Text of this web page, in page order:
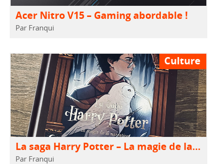
Acer Nitro V15 – Gaming abordable !
Par Franqui
Culture
La saga Harry Potter – La magie de la narration
Par Franqui